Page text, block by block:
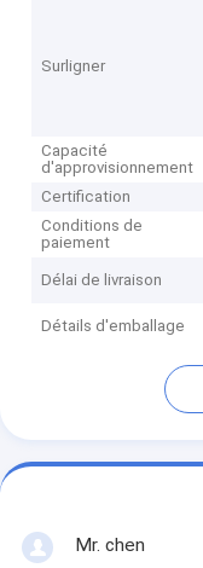
Surligner
Capacité
d'approvisionnement
Certification
Conditions de
paiement
Délai de livraison
Détails d'emballage
Mr. chen